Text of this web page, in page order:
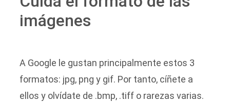
imágenes
A Google le gustan principalmente estos 3
formatos: jpg, png y gif. Por tanto, cíñete a
ellos y olvídate de .bmp, .tiff o rarezas varias.